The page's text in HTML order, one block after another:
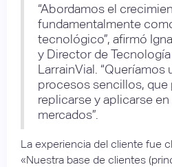
“Abordamos el
fundamentalmente
tecnológico”, afirmó
y Director de
LarrainVial. “Queríamos
procesos sencillos, que
replicarse y aplicarse
mercados”.
La experiencia del cliente fue
«Nuestra base de clientes